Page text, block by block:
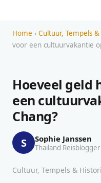
Home › Cultuur, Tempels
voor een cultuurvakantie
Hoeveel geld
een
Chang?
S Sophie Janssen
Thailand
Cultuur, Tempels &